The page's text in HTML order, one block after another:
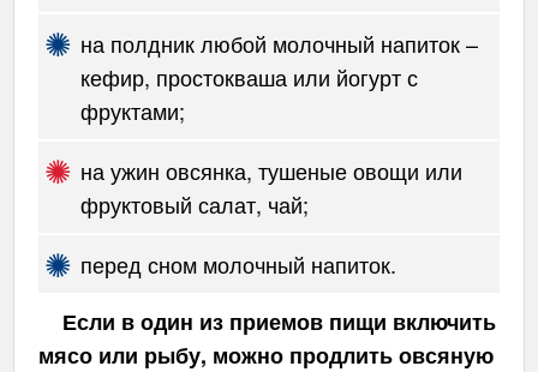
на полдник любой молочный напиток –
кефир, простокваша или йогурт с
фруктами;
на ужин овсянка, тушеные овощи или
фруктовый салат, чай;
перед сном молочный напиток.
Если в один из приемов пищи включить
мясо или рыбу, можно продлить овсяную